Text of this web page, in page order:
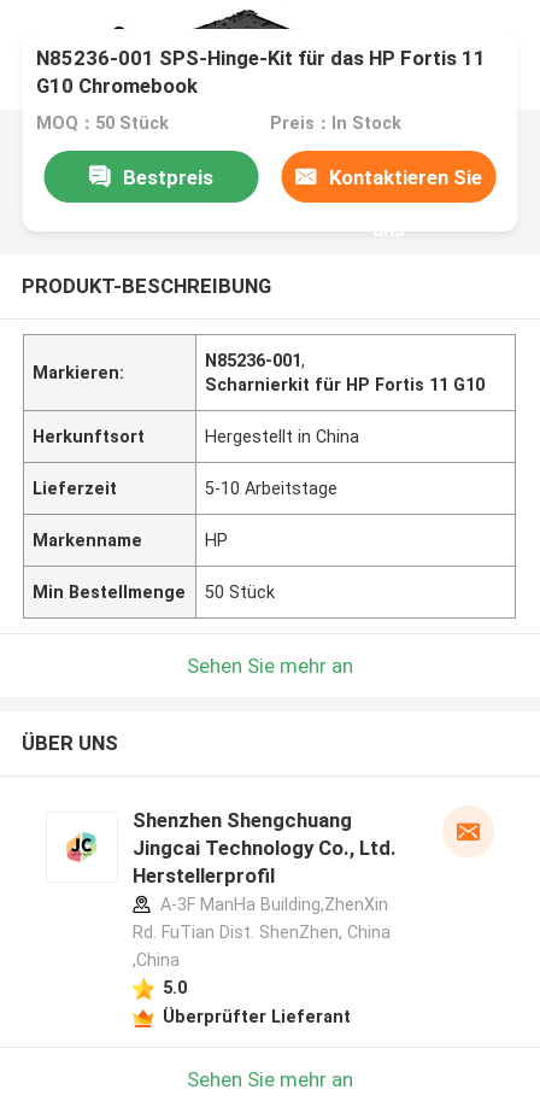
N85236-001 SPS-Hinge-Kit für das HP Fortis 11
G10 Chromebook
MOQ：50 Stück Preis：In Stock
Bestpreis Kontaktieren Sie
uns
PRODUKT-BESCHREIBUNG
Markieren:
N85236-001,
Scharnierkit für HP Fortis 11 G10
Herkunftsort Hergestellt in China
Lieferzeit 5-10 Arbeitstage
Markenname HP
Min Bestellmenge 50 Stück
Sehen Sie mehr an
ÜBER UNS
Shenzhen Shengchuang
Jingcai Technology Co., Ltd.
Herstellerprofil
A-3F ManHa Building,ZhenXin
Rd. FuTian Dist. ShenZhen, China
,China
5.0
Überprüfter Lieferant
Sehen Sie mehr an